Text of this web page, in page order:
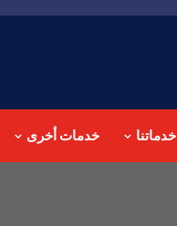
خدماتنا خدمات أخرى